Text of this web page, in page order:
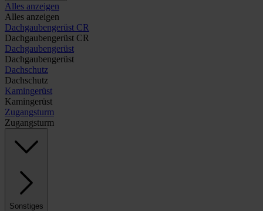
Alles anzeigen
Alles anzeigen
Dachgaubengerüst CR
Dachgaubengerüst CR
Dachgaubengerüst
Dachgaubengerüst
Dachschutz
Dachschutz
Kamingerüst
Kamingerüst
Zugangsturm
Zugangsturm
Sonstiges